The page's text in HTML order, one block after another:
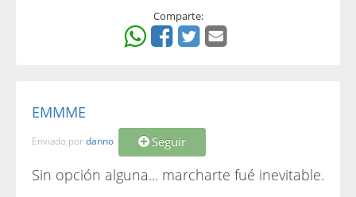
Comparte:
EMMME
Enviado por danno Seguir
Sin opción alguna... marcharte fué inevitable.